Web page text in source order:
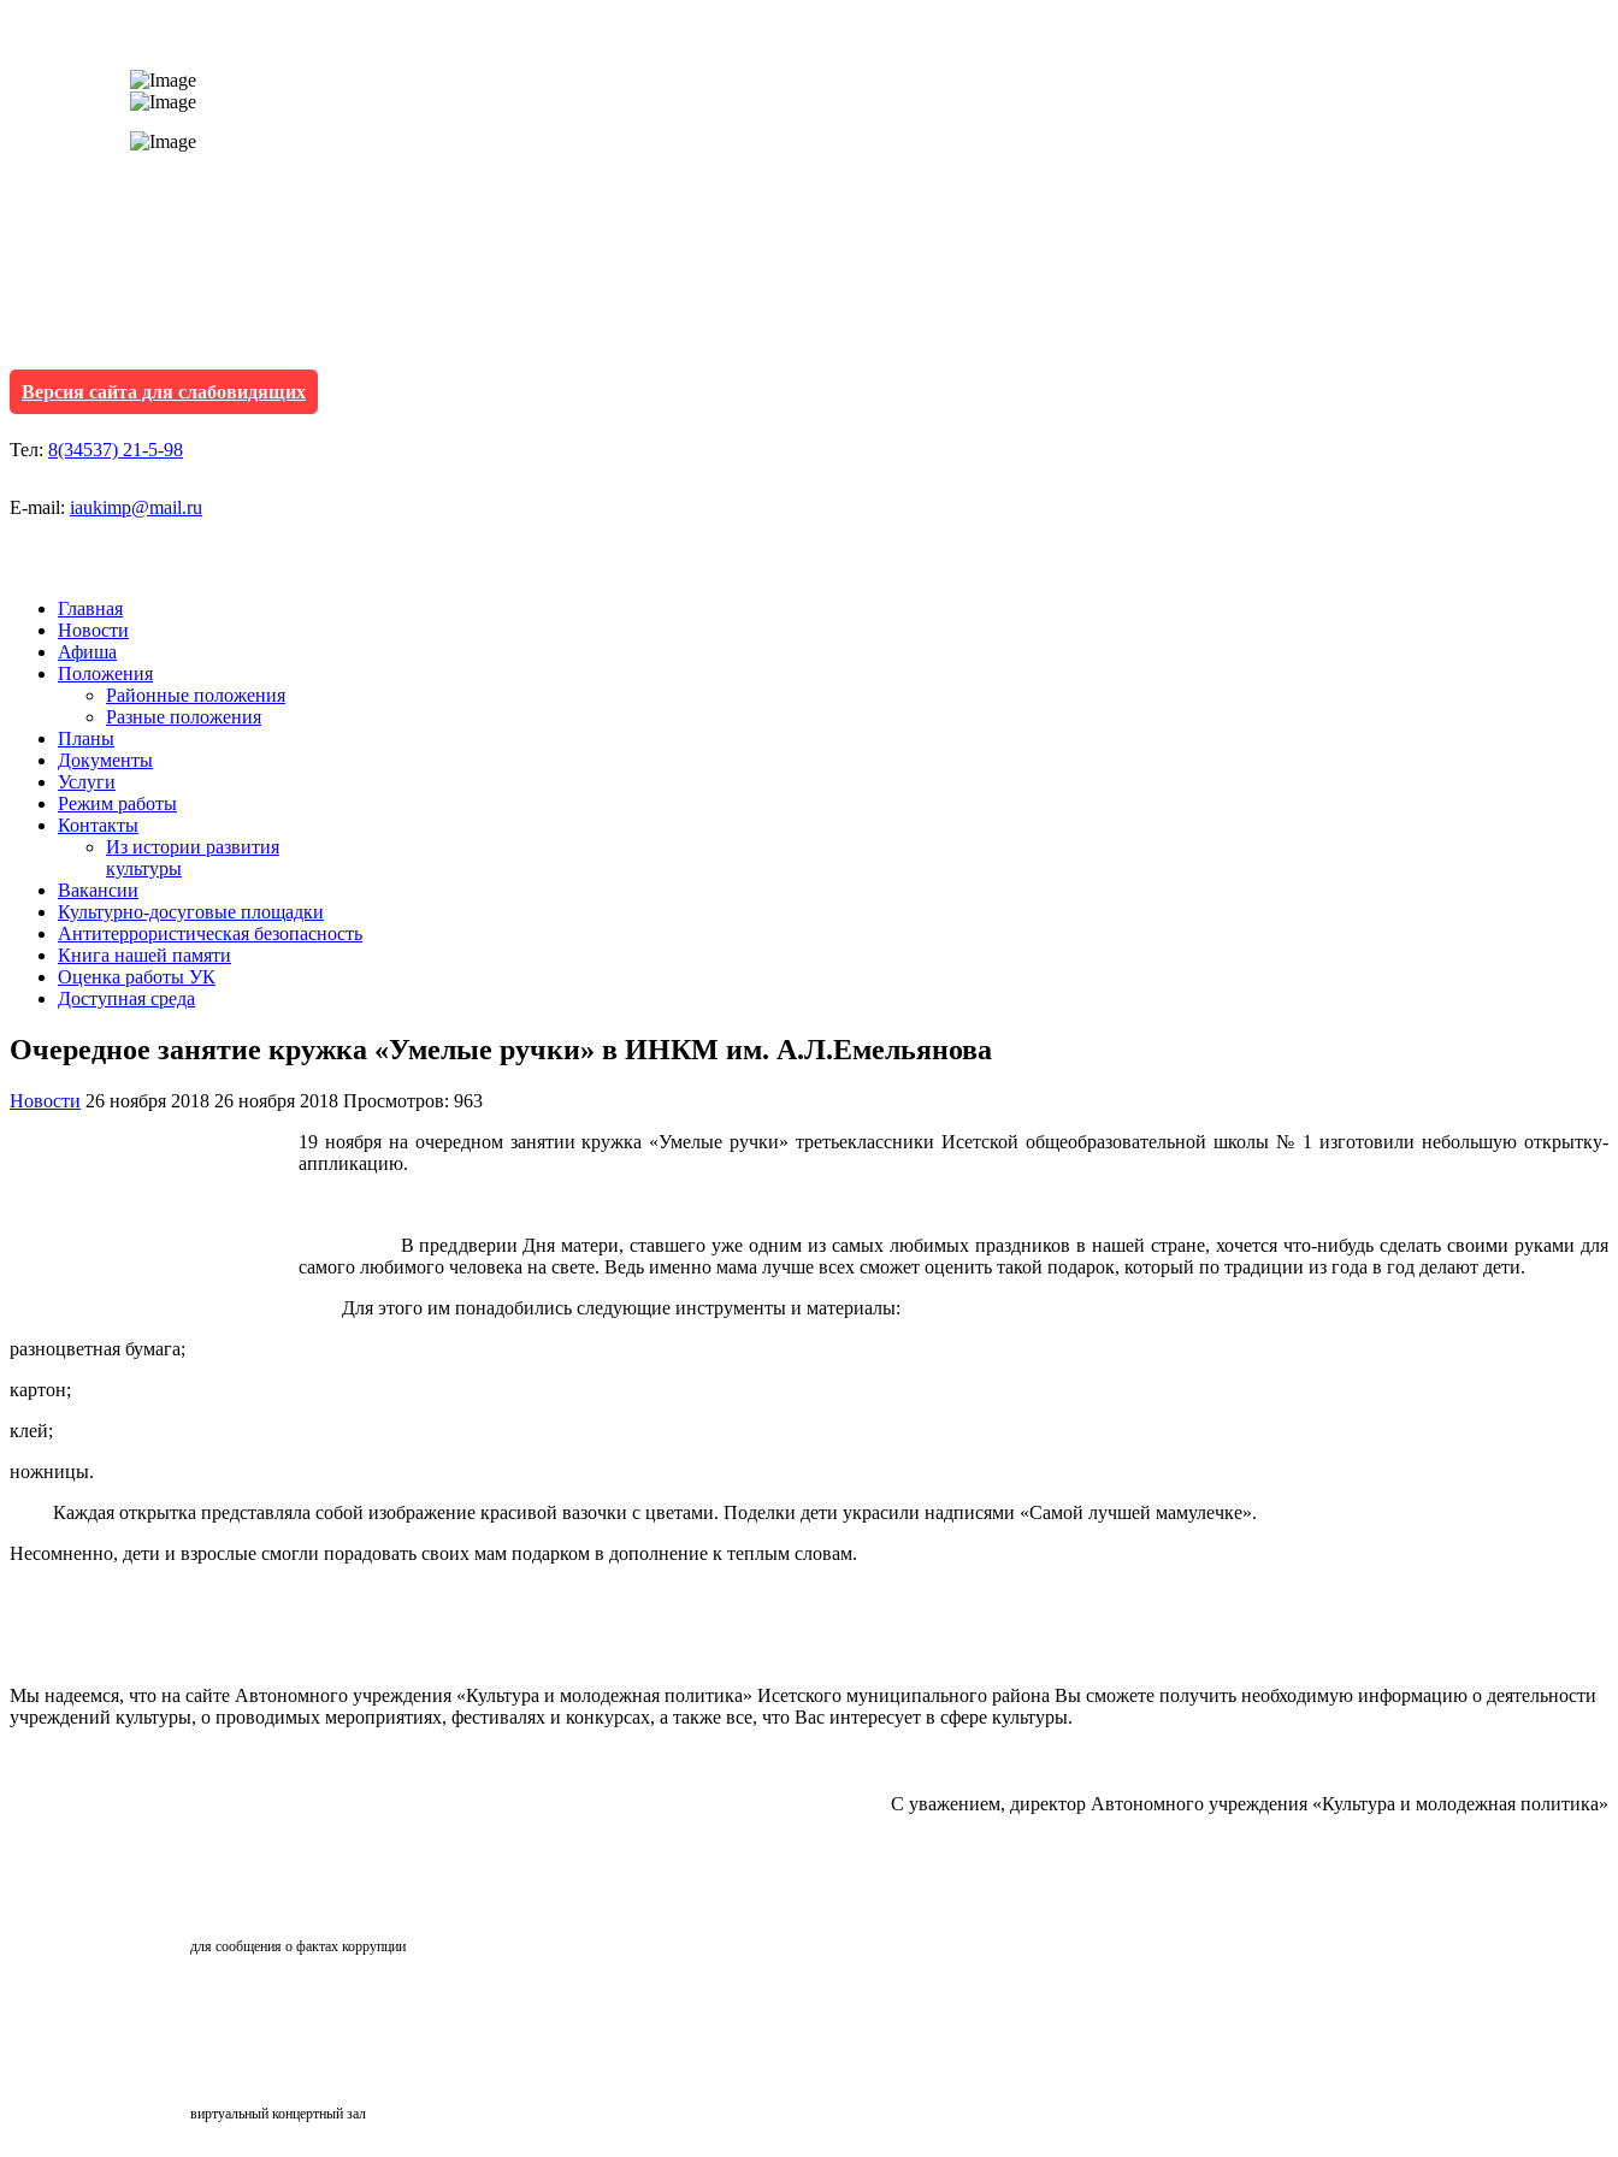
Версия сайта для слабовидящих
Тел: 8(34537) 21-5-98
E-mail: iaukimp@mail.ru
Главная
Новости
Афиша
Положения
Районные положения
Разные положения
Планы
Документы
Услуги
Режим работы
Контакты
Из истории развития
культуры
Вакансии
Культурно-досуговые площадки
Антитеррористическая безопасность
Книга нашей памяти
Оценка работы УК
Доступная среда
Очередное занятие кружка «Умелые ручки» в ИНКМ им. А.Л.Емельянова
Новости 26 ноября 2018 26 ноября 2018 Просмотров: 963
19 ноября на очередном занятии кружка «Умелые ручки» третьеклассники Исетской общеобразовательной школы № 1 изготовили небольшую открытку-
аппликацию.
В преддверии Дня матери, ставшего уже одним из самых любимых праздников в нашей стране, хочется что-нибудь сделать своими руками для
самого любимого человека на свете. Ведь именно мама лучше всех сможет оценить такой подарок, который по традиции из года в год делают дети.
Для этого им понадобились следующие инструменты и материалы:
разноцветная бумага;
картон;
клей;
ножницы.
Каждая открытка представляла собой изображение красивой вазочки с цветами. Поделки дети украсили надписями «Самой лучшей мамулечке».
Несомненно, дети и взрослые смогли порадовать своих мам подарком в дополнение к теплым словам.
Мы надеемся, что на сайте Автономного учреждения «Культура и молодежная политика» Исетского муниципального района Вы сможете получить необходимую информацию о деятельности
учреждений культуры, о проводимых мероприятиях, фестивалях и конкурсах, а также все, что Вас интересует в сфере культуры.
С уважением, директор Автономного учреждения «Культура и молодежная политика»
для сообщения о фактах коррупции
виртуальный концертный зал